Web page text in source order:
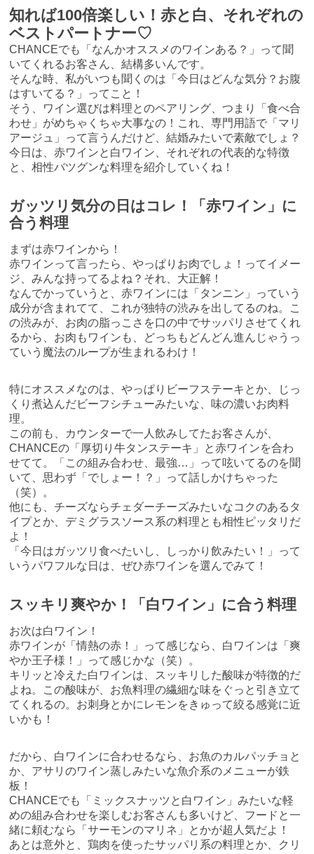
知れば100倍楽しい！赤と白、それぞれの
ベストパートナー♡
CHANCEでも「なんかオススメのワインある？」って聞
いてくれるお客さん、結構多いんです。
そんな時、私がいつも聞くのは「今日はどんな気分？お腹
はすいてる？」ってこと！
そう、ワイン選びは料理とのペアリング、つまり「食べ合
わせ」がめちゃくちゃ大事なの！これ、専門用語で「マリ
アージュ」って言うんだけど、結婚みたいで素敵でしょ？
今日は、赤ワインと白ワイン、それぞれの代表的な特徴
と、相性バツグンな料理を紹介していくね！
ガッツリ気分の日はコレ！「赤ワイン」に
合う料理
まずは赤ワインから！
赤ワインって言ったら、やっぱりお肉でしょ！ってイメー
ジ、みんな持ってるよね？それ、大正解！
なんでかっていうと、赤ワインには「タンニン」っていう
成分が含まれてて、これが独特の渋みを出してるのね。こ
の渋みが、お肉の脂っこさを口の中でサッパリさせてくれ
るから、お肉もワインも、どっちもどんどん進んじゃうっ
ていう魔法のループが生まれるわけ！
特にオススメなのは、やっぱりビーフステーキとか、じっ
くり煮込んだビーフシチューみたいな、味の濃いお肉料
理。
この前も、カウンターで一人飲みしてたお客さんが、
CHANCEの「厚切り牛タンステーキ」と赤ワインを合わ
せてて。「この組み合わせ、最強…」って呟いてるのを聞
いて、思わず「でしょー！？」って話しかけちゃった
（笑）。
他にも、チーズならチェダーチーズみたいなコクのあるタ
イプとか、デミグラスソース系の料理とも相性ピッタリだ
よ！
「今日はガッツリ食べたいし、しっかり飲みたい！」って
いうパワフルな日は、ぜひ赤ワインを選んでみて！
スッキリ爽やか！「白ワイン」に合う料理
お次は白ワイン！
赤ワインが「情熱の赤！」って感じなら、白ワインは「爽
やか王子様！」って感じかな（笑）。
キリッと冷えた白ワインは、スッキリした酸味が特徴的だ
よね。この酸味が、お魚料理の繊細な味をぐっと引き立て
てくれるの。お刺身とかにレモンをきゅって絞る感覚に近
いかも！
だから、白ワインに合わせるなら、お魚のカルパッチョと
か、アサリのワイン蒸しみたいな魚介系のメニューが鉄
板！
CHANCEでも「ミックスナッツと白ワイン」みたいな軽
めの組み合わせを楽しむお客さんも多いけど、フードと一
緒に頼むなら「サーモンのマリネ」とかが超人気だよ！
あとは意外と、鶏肉を使ったサッパリ系の料理とか、クリ